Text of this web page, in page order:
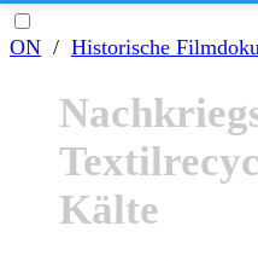
ON / Historische
Kälte